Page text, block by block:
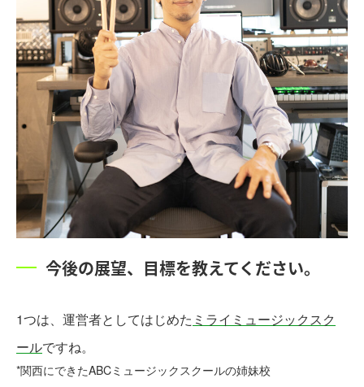
今後の展望、目標を教えてください。
1つは、運営者としてはじめた ミライミュージックスク
ールですね。
*関西にできたABCミュージックスクールの姉妹校